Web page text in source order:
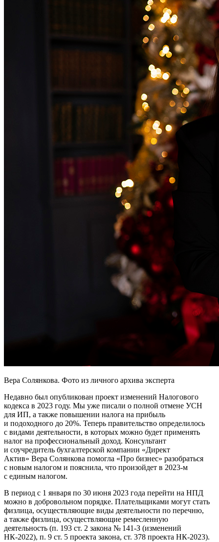
Вера Солянкова. Фото из личного архива эксперта
Недавно был опубликован проект изменений Налогового
кодекса в 2023 году. Мы уже писали о полной отмене УСН
для ИП, а также повышении налога на прибыль
и подоходного до 20%. Теперь правительство определилось
с видами деятельности, в которых можно будет применять
налог на профессиональный доход. Консультант
и соучредитель бухгалтерской компании «Директ
Актив» Вера Солянкова помогла «Про бизнес» разобраться
с новым налогом и пояснила, что произойдет в 2023-м
с единым налогом.
В период с 1 января по 30 июня 2023 года перейти на НПД
можно в добровольном порядке. Плательщиками могут стать
физлица, осуществляющие виды деятельности по перечню,
а также физлица, осуществляющие ремесленную
деятельность (п. 193 ст. 2 закона № 141-З (изменений
НК-2022), п. 9 ст. 5 проекта закона, ст. 378 проекта НК-2023).